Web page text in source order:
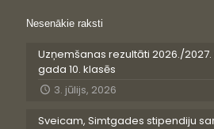
Nesenākie raksti
Uzņemšanas rezultāti 2026./
gada 10. klasēs
3. jūlijs, 2026
Sveicam, Simtgades stipendiju